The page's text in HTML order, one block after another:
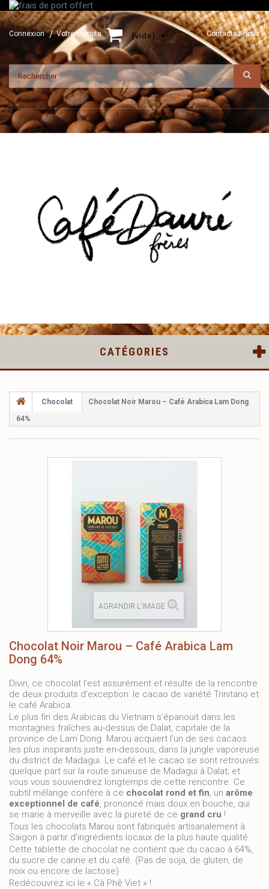
Connexion Votre compte Contactez-nous
(vide)
CATÉGORIES
Chocolat
Chocolat Noir Marou – Café Arabica Lam Dong
64%
AGRANDIR L'IMAGE
Chocolat Noir Marou – Café Arabica Lam
Dong 64%
Divin, ce chocolat l’est assurément et résulte de la rencontre
de deux produits d’exception: le cacao de variété Trinitario et
le café Arabica.
Le plus fin des Arabicas du Vietnam s’épanouit dans les
montagnes fraîches au-dessus de Dalat, capitale de la
province de Lam Dong. Marou acquiert l’un de ses cacaos
les plus inspirants juste en-dessous, dans la jungle vaporeuse
du district de Madagui. Le café et le cacao se sont retrouvés
quelque part sur la route sinueuse de Madagui à Dalat; et
vous vous souviendrez longtemps de cette rencontre. Ce
subtil mélange confère à ce chocolat rond et fin, un arôme
exceptionnel de café, prononcé mais doux en bouche, qui
se marie à merveille avec la pureté de ce grand cru !
Tous les chocolats Marou sont fabriqués artisanalement à
Saigon à partir d’ingrédients locaux de la plus haute qualité.
Cette tablette de chocolat ne contient que du cacao à 64%,
du sucre de canne et du café. (Pas de soja, de gluten, de
noix ou encore de lactose)
Redécouvrez ici le « Cà Phê Viet » !